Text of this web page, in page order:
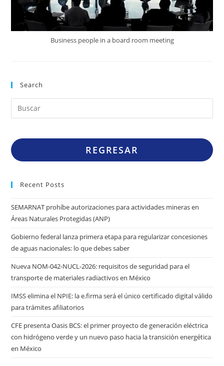
Business people in a board room meeting
Search
REGRESAR
Recent Posts
SEMARNAT prohíbe autorizaciones para actividades mineras en
Áreas Naturales Protegidas (ANP)
Gobierno federal lanza primera etapa para regularizar concesiones
de aguas nacionales: lo que debes saber
Nueva NOM-042-NUCL-2026: requisitos de seguridad para el
transporte de materiales radiactivos en México
IMSS elimina el NPIE: la e.firma será el único certificado digital válido
para trámites afiliatorios
CFE presenta Oasis BCS: el primer proyecto de generación eléctrica
con hidrógeno verde y un nuevo paso hacia la transición energética
en México